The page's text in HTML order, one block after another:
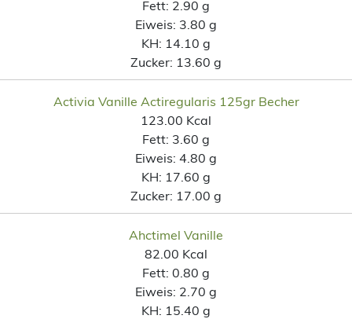
Fett: 2.90 g
Eiweis: 3.80 g
KH: 14.10 g
Zucker: 13.60 g
Activia Vanille Actiregularis 125gr Becher
123.00 Kcal
Fett: 3.60 g
Eiweis: 4.80 g
KH: 17.60 g
Zucker: 17.00 g
Ahctimel Vanille
82.00 Kcal
Fett: 0.80 g
Eiweis: 2.70 g
KH: 15.40 g